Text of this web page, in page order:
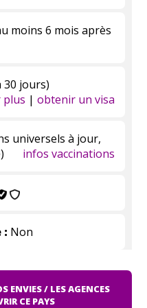
moins 6 mois après
30 jours)
plus | obtenir un visa
universels à jour,
infos vaccinations
: Non
ENVIES / LES AGENCES
CE PAYS